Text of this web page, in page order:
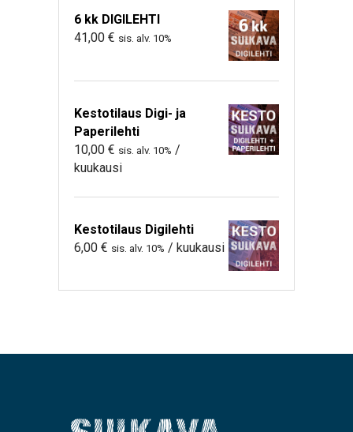
6 kk DIGILEHTI
41,00 € sis. alv. 10%
Kestotilaus Digi- ja
Paperilehti
10,00 € sis. alv. 10% /
kuukausi
Kestotilaus Digilehti
6,00 € sis. alv. 10% / kuukausi